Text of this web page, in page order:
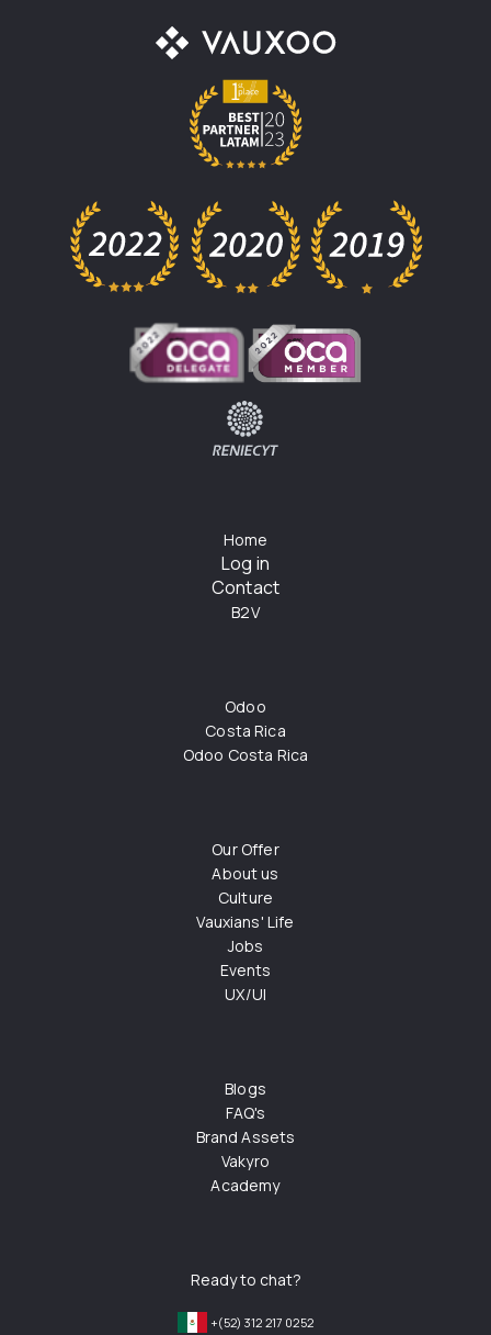
Home
Log in
Contact
B2V
Odoo
Costa Rica
Odoo Costa Rica
Our Offer
About us
Culture
Vauxians' Life
Jobs
Events
UX/UI
Blogs
FAQ's
Brand Assets
Vakyro
Academy
Ready to chat?
+(52) 312 217 0252